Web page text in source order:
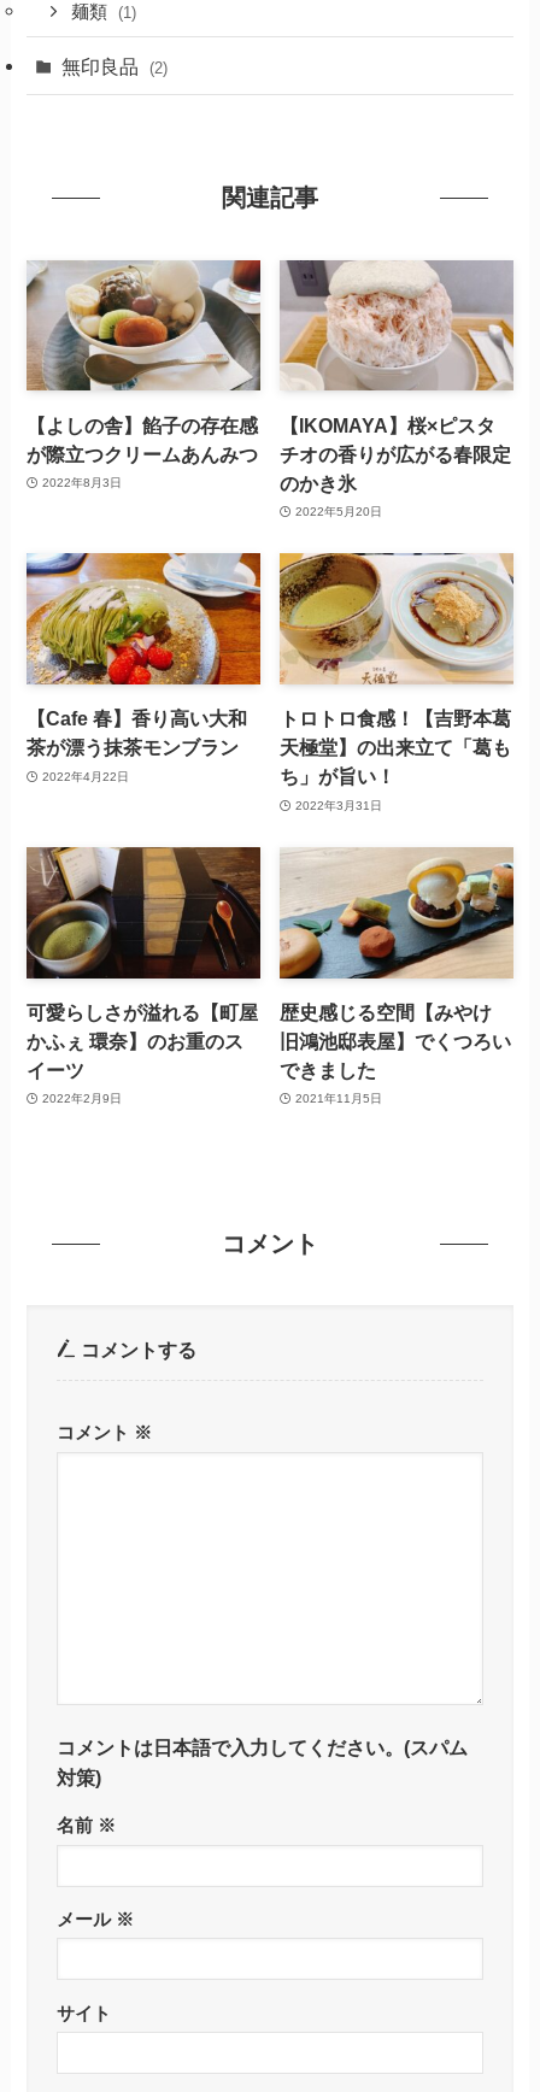
麺類 (1)
無印良品 (2)
関連記事
【よしの舎】餡子の存在感
が際立つクリームあんみつ
2022年8月3日
【IKOMAYA】桜×ピスタ
チオの香りが広がる春限定
のかき氷
2022年5月20日
【Cafe 春】香り高い大和
茶が漂う抹茶モンブラン
2022年4月22日
トロトロ食感！【吉野本葛
天極堂】の出来立て「葛も
ち」が旨い！
2022年3月31日
可愛らしさが溢れる【町屋
かふぇ 環奈】のお重のス
イーツ
2022年2月9日
歴史感じる空間【みやけ
旧鴻池邸表屋】でくつろい
できました
2021年11月5日
コメント
コメントする
コメント ※
コメントは日本語で入力してください。(スパム
対策)
名前 ※
メール ※
サイト